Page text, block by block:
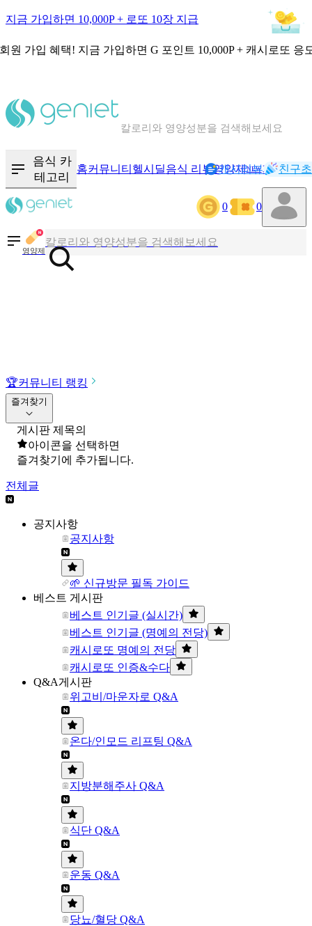
지금 가입하면 10,000P + 로또 10장 지급
원 가입 혜택! 지금 가입하면 G 포인트 10,000P + 캐시로또 응
칼로리와 영양성분을 검색해보세요
음식 카
테고리
홈커뮤니티 헬시딜음식 리뷰영양제NEW기록
캐시리뷰 친구
0 0
영양제
칼로리와 영양성분을 검색해보세요
혈당 · 다이어트 음식 검색해보세요
🏆커뮤니티 랭킹
즐겨찾기
게시판 제목의
아이콘을 선택하면
즐겨찾기에 추가됩니다.
전체글
공지사항
공지사항
🌱 신규방문 필독 가이드
베스트 게시판
베스트 인기글 (실시간)
베스트 인기글 (명예의 전당)
캐시로또 명예의 전당
캐시로또 인증&수다
Q&A게시판
위고비/마운자로 Q&A
온다/인모드 리프팅 Q&A
지방분해주사 Q&A
식단 Q&A
운동 Q&A
당뇨/혈당 Q&A